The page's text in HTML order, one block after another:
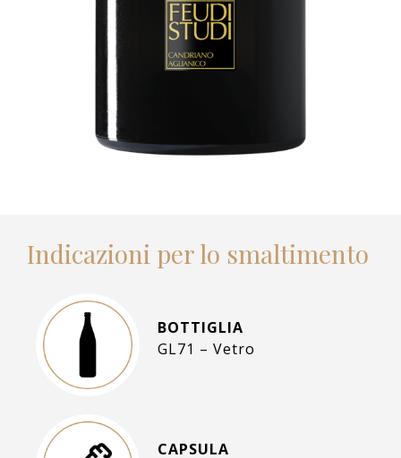
Indicazioni per lo smaltimento
BOTTIGLIA
GL71 – Vetro
CAPSULA